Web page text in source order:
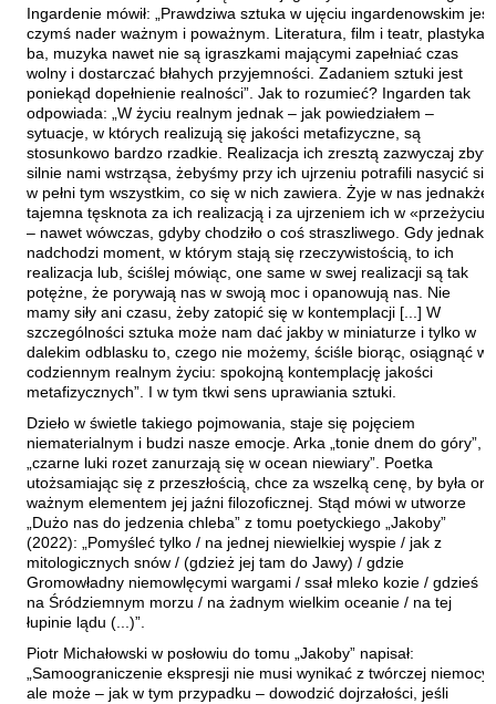
Sarna Paweł
Sasinowski Alan
Sawicki Bartosz
Sienkiewicz Rafał
Sienkiewicz Wilowska Julia Anastazja
Skrendo Andrzej
Sobol Eugeniusz
Sonnenberg Ewa
Stamm Wojciech
Stefaniuk Tomasz
Strumyk Grzegorz
Suskiewicz Łukasz
Suwiński Bartosz
Szaruga Leszek
Szolc Izabela
Szopa Łukasz
Szymański Wiesław
Tabaczyński Michał
Tański Paweł
Timoszyk Inka
Tkaczyszyn-Dycki Eugeniusz
Ingardenie mówił: „Prawdziwa sztuka w ujęciu ingardenowskim jest
czymś nader ważnym i poważnym. Literatura, film i teatr, plastyka,
ba, muzyka nawet nie są igraszkami mającymi zapełniać czas
wolny i dostarczać błahych przyjemności. Zadaniem sztuki jest
poniekąd dopełnienie realności”. Jak to rozumieć? Ingarden tak
odpowiada: „W życiu realnym jednak – jak powiedziałem –
sytuacje, w których realizują się jakości metafizyczne, są
stosunkowo bardzo rzadkie. Realizacja ich zresztą zazwyczaj zbyt
silnie nami wstrząsa, żebyśmy przy ich ujrzeniu potrafili nasycić się
w pełni tym wszystkim, co się w nich zawiera. Żyje w nas jednakże
tajemna tęsknota za ich realizacją i za ujrzeniem ich w «przeżyciu»
– nawet wówczas, gdyby chodziło o coś straszliwego. Gdy jednak
nadchodzi moment, w którym stają się rzeczywistością, to ich
realizacja lub, ściślej mówiąc, one same w swej realizacji są tak
potężne, że porywają nas w swoją moc i opanowują nas. Nie
mamy siły ani czasu, żeby zatopić się w kontemplacji [...] W
szczególności sztuka może nam dać jakby w miniaturze i tylko w
dalekim odblasku to, czego nie możemy, ściśle biorąc, osiągnąć w
codziennym realnym życiu: spokojną kontemplację jakości
metafizycznych”. I w tym tkwi sens uprawiania sztuki.
Dzieło w świetle takiego pojmowania, staje się pojęciem
niematerialnym i budzi nasze emocje. Arka „tonie dnem do góry”,
„czarne luki rozet zanurzają się w ocean niewiary”. Poetka
utożsamiając się z przeszłością, chce za wszelką cenę, by była ona
ważnym elementem jej jaźni filozoficznej. Stąd mówi w utworze
„Dużo nas do jedzenia chleba” z tomu poetyckiego „Jakoby”
(2022): „Pomyśleć tylko / na jednej niewielkiej wyspie / jak z
mitologicznych snów / (gdzież jej tam do Jawy) / gdzie
Gromowładny niemowlęcymi wargami / ssał mleko kozie / gdzieś
na Śródziemnym morzu / na żadnym wielkim oceanie / na tej
łupinie lądu (...)”.
Piotr Michałowski w posłowiu do tomu „Jakoby” napisał:
„Samoograniczenie ekspresji nie musi wynikać z twórczej niemocy,
ale może – jak w tym przypadku – dowodzić dojrzałości, jeśli